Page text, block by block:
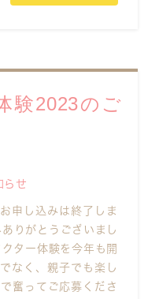
験2023のご
らせ
申し込みは終了しま
りがとうございまし
ター体験を今年も開
なく、親子でも楽し
奮ってご応募くださ